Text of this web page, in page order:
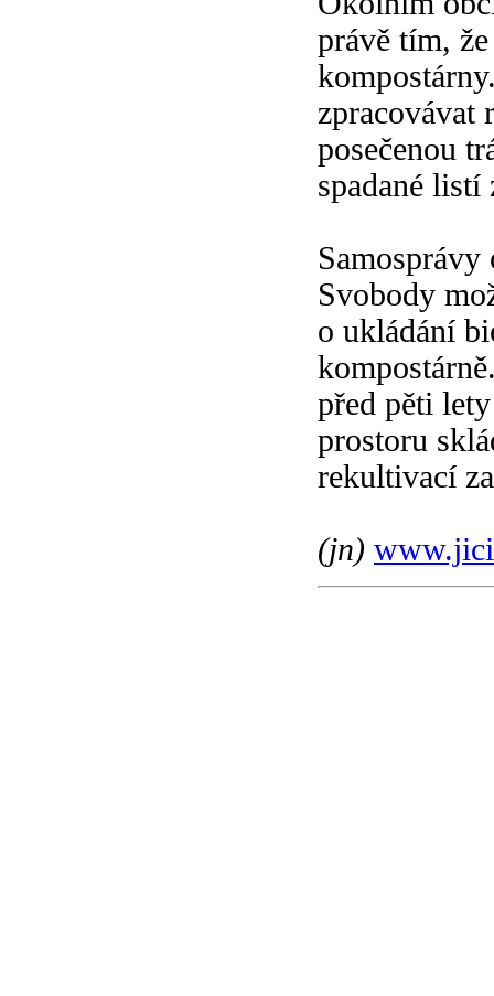
právě tím,
zpracovávat
posečenou
spadané
Svobody
o ukládání
před pěti
prostoru
rekultivací
(jn)